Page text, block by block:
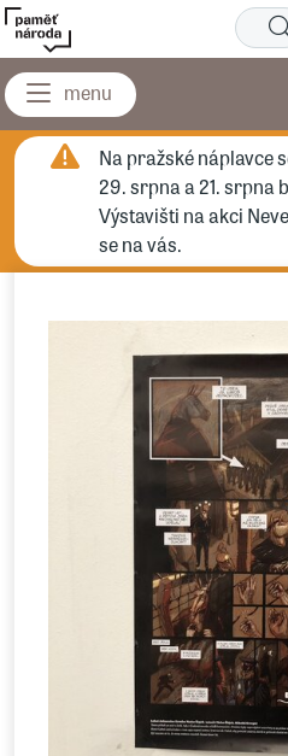
Na pražské náplavce
29. srpna a 21. srpna
Výstavišti na akci
se na vás.